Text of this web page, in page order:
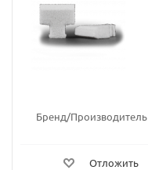
Бренд/Производитель
Отложить